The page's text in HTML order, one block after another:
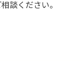
談ください。